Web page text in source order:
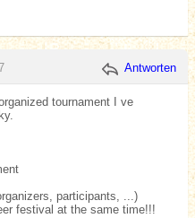
Antworten
tournament I ve
participants, ...)
festival at the same time!!!